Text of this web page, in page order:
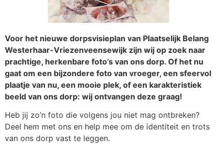
Voor het nieuwe dorpsvisieplan van Plaatselijk Belang
Westerhaar-Vriezenveensewijk zijn wij op zoek naar
prachtige, herkenbare foto’s van ons dorp. Of het nu
gaat om een bijzondere foto van vroeger, een sfeervol
plaatje van nu, een mooie plek, of een karakteristiek
beeld van ons dorp: wij ontvangen deze graag!
Heb jij zo’n foto die volgens jou niet mag ontbreken?
Deel hem met ons en help mee om de identiteit en trots
van ons dorp vast te leggen.